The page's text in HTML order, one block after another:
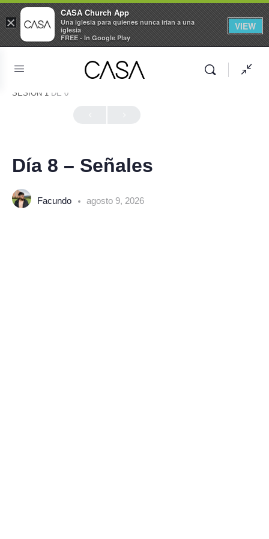
SESIÓN 1 DE 0
Día 8 – Señales
Facundo agosto 9, 2026
×
CASA Church App
Una iglesia para quienes nunca irían a una
iglesia
FREE - In Google Play
VIEW